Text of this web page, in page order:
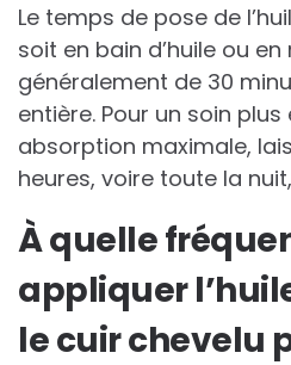
Le temps de pose de
soit en bain d’huile ou
généralement de 30
entière. Pour un soin
absorption maximale,
heures, voire toute la
À quelle
appliquer
le cuir chevelu